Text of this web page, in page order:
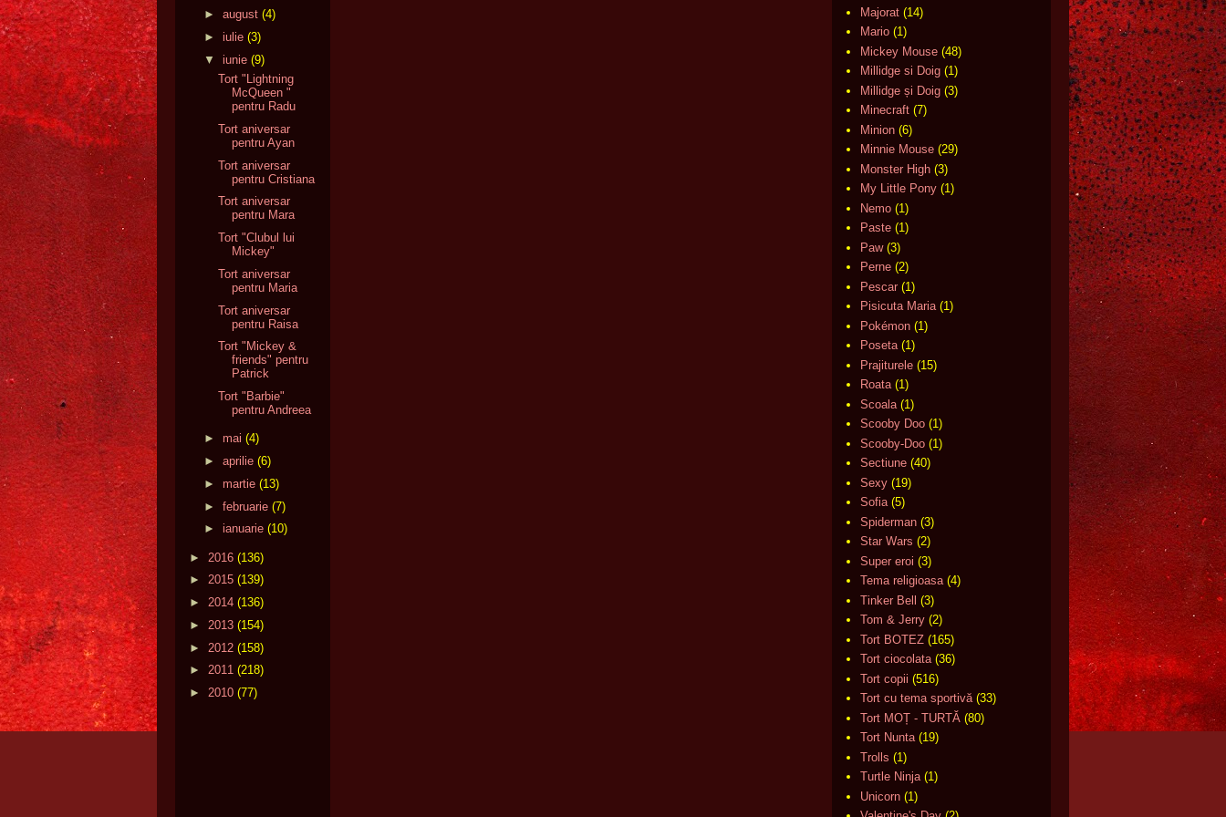
► august (4)
► iulie (3)
▼
iunie (9)
Tort "Lightning
McQueen "
pentru Radu
Tort aniversar
pentru Ayan
Tort aniversar
pentru Cristiana
Tort aniversar
pentru Mara
Tort "Clubul lui
Mickey"
Tort aniversar
pentru Maria
Tort aniversar
pentru Raisa
Tort "Mickey &
friends" pentru
Patrick
Tort "Barbie"
pentru Andreea
► mai (4)
► aprilie (6)
► martie (13)
► februarie (7)
► ianuarie (10)
► 2016 (136)
► 2015 (139)
► 2014 (136)
► 2013 (154)
► 2012 (158)
► 2011 (218)
► 2010 (77)
Majorat (14)
Mario (1)
Mickey Mouse (48)
Millidge si Doig (1)
Millidge și Doig (3)
Minecraft (7)
Minion (6)
Minnie Mouse (29)
Monster High (3)
My Little Pony (1)
Nemo (1)
Paste (1)
Paw (3)
Perne (2)
Pescar (1)
Pisicuta Maria (1)
Pokémon (1)
Poseta (1)
Prajiturele (15)
Roata (1)
Scoala (1)
Scooby Doo (1)
Scooby-Doo (1)
Sectiune (40)
Sexy (19)
Sofia (5)
Spiderman (3)
Star Wars (2)
Super eroi (3)
Tema religioasa (4)
Tinker Bell
(3)
Tom & Jerry (2)
Tort BOTEZ (165)
Tort ciocolata (36)
Tort copii (516)
Tort cu tema sportivă (33)
Tort MOȚ - TURTĂ (80)
Tort Nunta (19)
Trolls (1)
Turtle Ninja (1)
Unicorn (1)